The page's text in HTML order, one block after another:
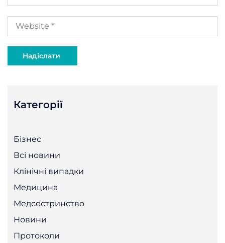
Категорії
Бізнес
Всі новини
Клінічні випадки
Медицина
Медсестринство
Новини
Протоколи